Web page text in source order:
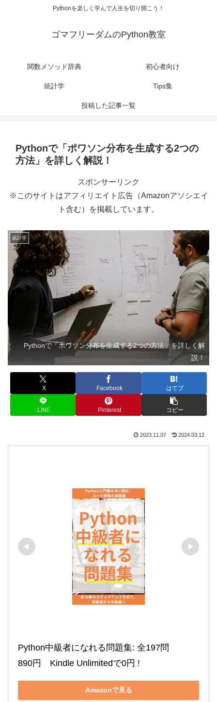
Pythonを楽しく学んで人生を切り開こう！
ゴマフリーダムのPython教室
関数メソッド辞典 初心者向け
統計学 Tips集
投稿した記事一覧
Pythonで「ポワソン分布を生成する2つの
方法」を詳しく解説！
スポンサーリンク
※このサイトはアフィリエイト広告（Amazonアソシエイ
ト含む）を掲載しています。
統計学
Pythonで「ポワソン分布を生成する2つの方法」を詳しく解
説！
X Facebook はてブ
LINE Pinterest コピー
2023.11.07 2024.03.12
Python中級者になれる問題集: 全197問
890円　Kindle Unlimitedで0円 !
Amazonで見る